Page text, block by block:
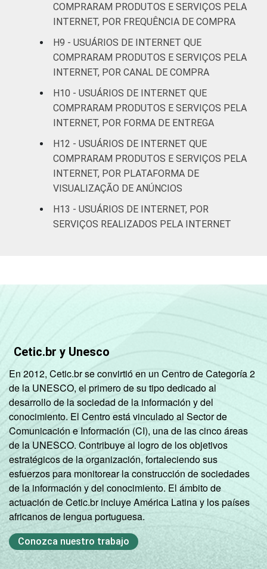
De 35 a 44 anos 67
De 45 a 59 anos
De 60 anos ou mais
RENDA
FAMILIAR
Até 1 SM
Mais de 1 SM até 2
SM
Mais de 2 SM até 3
SM
Mais de 3 SM até 5
SM
Não respondeu
CLASSE
SOCIAL
A
B
C 79
DE 79
CONDIÇÃO
DE
ATIVIDADE
Na força de trabalho
Fora da força de
COMPRARAM PRODUTOS E SERVIÇOS PELA
INTERNET, POR FREQUÊNCIA DE COMPRA
H9 - USUÁRIOS DE INTERNET QUE
COMPRARAM PRODUTOS E SERVIÇOS PELA
INTERNET, POR CANAL DE COMPRA
H10 - USUÁRIOS DE INTERNET QUE
COMPRARAM PRODUTOS E SERVIÇOS PELA
INTERNET, POR FORMA DE ENTREGA
H12 - USUÁRIOS DE INTERNET QUE
COMPRARAM PRODUTOS E SERVIÇOS PELA
INTERNET, POR PLATAFORMA DE
VISUALIZAÇÃO DE ANÚNCIOS
H13 - USUÁRIOS DE INTERNET, POR
SERVIÇOS REALIZADOS PELA INTERNET
Cetic.br y Unesco
En 2012, Cetic.br se convirtió en un Centro de Categoría 2
de la UNESCO, el primero de su tipo dedicado al
desarrollo de la sociedad de la información y del
conocimiento. El Centro está vinculado al Sector de
Comunicación e Información (CI), una de las cinco áreas
de la UNESCO. Contribuye al logro de los objetivos
estratégicos de la organización, fortaleciendo sus
esfuerzos para monitorear la construcción de sociedades
de la información y del conocimiento. El ámbito de
actuación de Cetic.br incluye América Latina y los países
africanos de lengua portuguesa.
Conozca nuestro trabajo